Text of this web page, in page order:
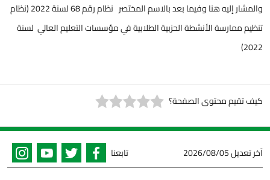
والمشار إليه هنا وفيما بعد بالاسم المختصر نظام رقم 68 لسنة 2022 (نظام
تنظيم ممارسة الأنشطة الحزبية الطلابية في مؤسسات التعليم العالي لسنة
2022)
كيف تقيم محتوى الصفحة؟
آخر تعديل2026/08/05 تابعنا